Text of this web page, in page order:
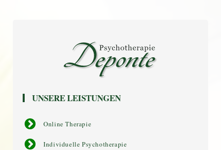
UNSERE LEISTUNGEN
Online Therapie
Individuelle Psychotherapie